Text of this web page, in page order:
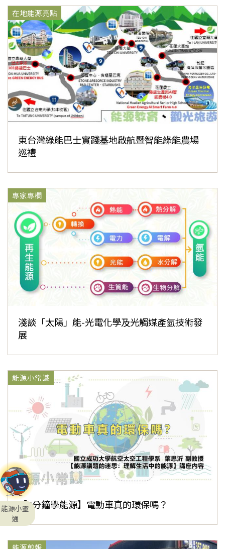
在地能源亮點
東台灣綠能巴士實踐基地啟航暨智能綠能農場
巡禮
專家專欄
淺談「太陽」能-光電化學及光觸媒產氫技術發
展
能源小常識
【3分鐘學能源】電動車真的環保嗎？
能源小靈
通